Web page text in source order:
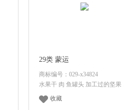
29类 蒙运
商标编号：029-x34824
水果干 肉 鱼罐头 加工过的坚果
收藏